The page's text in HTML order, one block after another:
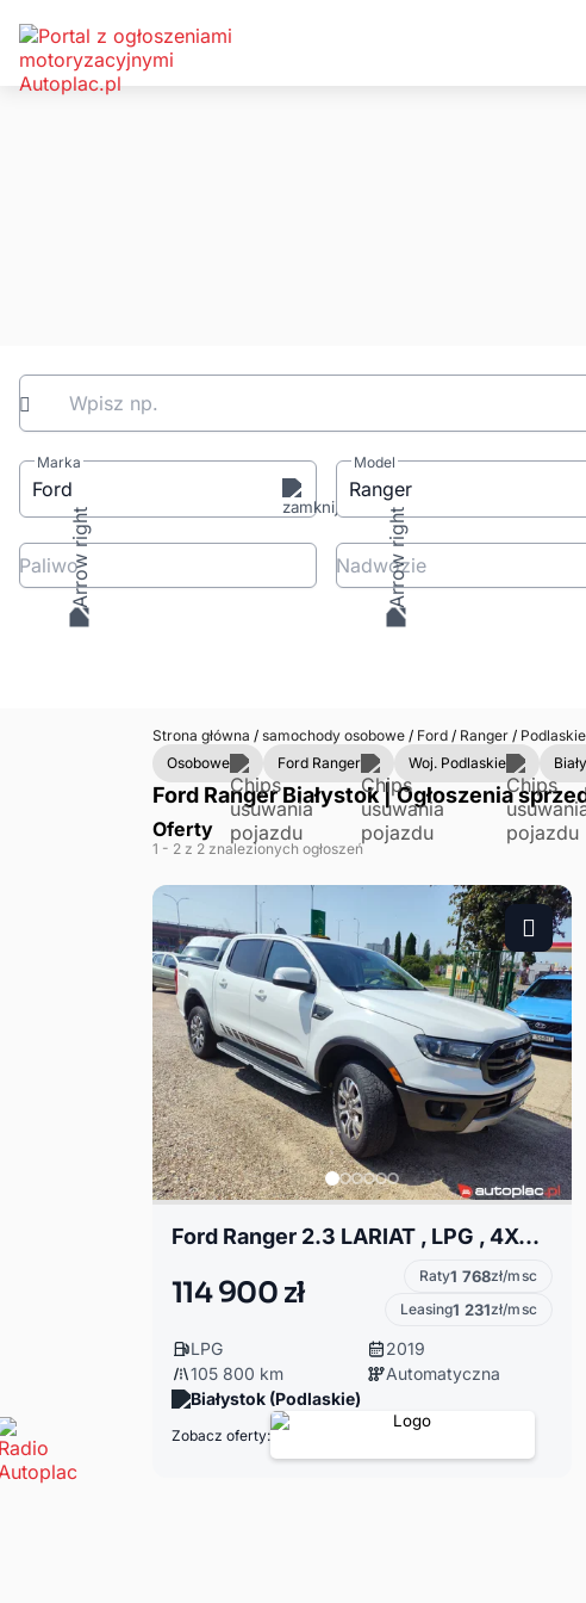
Wpisz np.
Marka
Ford
Model
Ranger
Paliwo Nadwozie
Strona główna /samochody osobowe /Ford /Ranger /Podlaskie
Osobowe
Ford Ranger Woj. Podlaskie
Ford Ranger Białystok | Ogłoszenia
Oferty
1 - 2 z 2 znalezionych ogłoszeń
Ford Ranger 2.3 LARIAT , LPG , 4X4 , FULL OPCJA
114 900 zł Raty1 768zł/msc
Leasing1 231zł/msc
LPG
2019
105 800 km
Automatyczna
Białystok (Podlaskie)
Zobacz oferty: